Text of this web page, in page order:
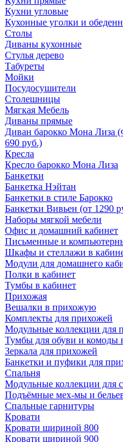
Кухни угловые
Кухонные уголки и
Столы
Диваны кухонные
Стулья дерево
Табуреты
Мойки
Посудосушители
Столешницы
Мягкая Мебель
Диваны прямые
Диван барокко Мона Лиза
690 руб.)
Кресла
Кресло барокко Мона Лиза
Банкетки
Банкетка Нэйтан
Банкетки в стиле Барокко
Банкетки Вивьен (от 1290
Наборы мягкой мебели
Офис и домашний кабинет
Письменные и
Шкафы и стеллажи в
Модули для домашнего
Полки в кабинет
Тумбы в кабинет
Прихожая
Вешалки в прихожую
Комплекты для прихожей
Модульные коллекции для
Тумбы для обуви и комоды
Зеркала для прихожей
Банкетки и пуфики для
Спальня
Модульные коллекции для
Подъёмные мех-мы и
Спальные гарнитуры
Кровати
Кровати шириной 800
Кровати шириной 900